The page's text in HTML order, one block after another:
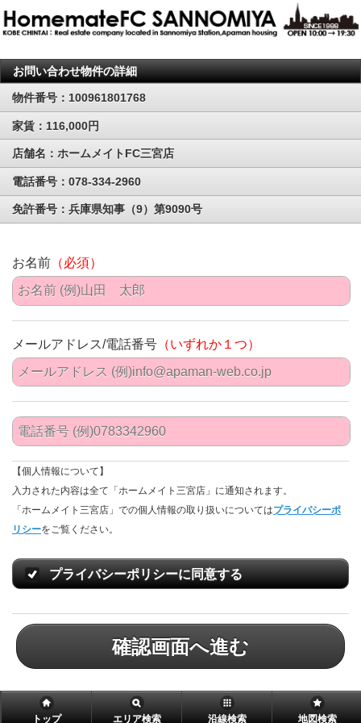
お問い合わせ物件の詳細
物件番号：100961801768
家賃：116,000円
店舗名：ホームメイトFC三宮店
電話番号：078-334-2960
免許番号：兵庫県知事（9）第9090号
お名前 （必須）
メールアドレス/電話番号 （いずれか１つ）
【個人情報について】
入力された内容は全て「ホームメイト三宮店」に通知されます。
「ホームメイト三宮店」での個人情報の取り扱いについてはプライバシーポ
リシーをご覧ください。
プライバシーポリシーに同意する
確認画面へ進む
トップ エリア検索 沿線検索 地図検索